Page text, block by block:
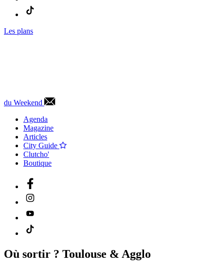
Les plans
du Weekend
Agenda
Magazine
Articles
City Guide
Clutcho'
Boutique
Où sortir ? Toulouse & Agglo